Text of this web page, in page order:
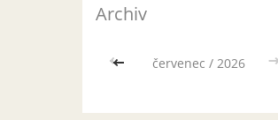
Archiv
<< červenec / 2026